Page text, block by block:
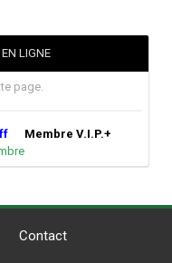
LIGNE
page.
Membre V.I.P.+
Contact